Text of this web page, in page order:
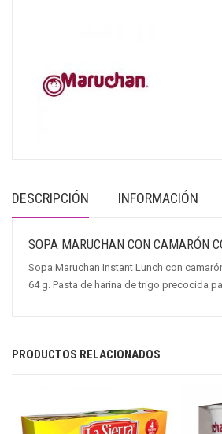
DESCRIPCIÓN INFORMACIÓN
SOPA MARUCHAN CON CAMARÓN
Sopa Maruchan Instant Lunch con
64 g. Pasta de harina de trigo precocida
PRODUCTOS RELACIONADOS